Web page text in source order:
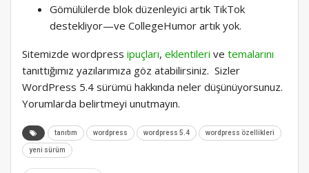
Gömülülerde blok düzenleyici artık TikTok
destekliyor—ve CollegeHumor artık yok.
Sitemizde wordpress ipuçları, eklentileri ve temalarını
tanıttığımız yazılarımıza göz atabilirsiniz. Sizler
WordPress 5.4 sürümü hakkında neler düşünüyorsunuz.
Yorumlarda belirtmeyi unutmayın.
tanıtım wordpress wordpress 5.4 wordpress özellikleri
yeni sürüm